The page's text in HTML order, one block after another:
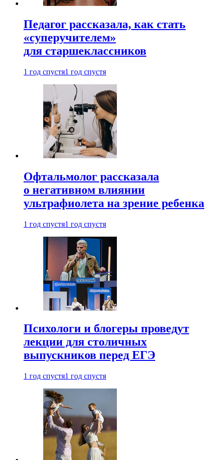
Педагог рассказала, как стать
«суперучителем»
для старшеклассников
1 год спустя1 год спустя
Офтальмолог рассказала
о негативном влиянии
ультрафиолета на зрение ребенка
1 год спустя1 год спустя
Психологи и блогеры проведут
лекции для столичных
выпускников перед ЕГЭ
1 год спустя1 год спустя